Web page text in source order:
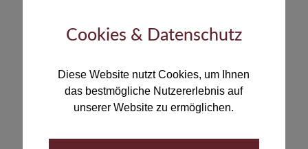
Frischer Pferdemist ist als Dünger auf Weiden ungeeignet,
mit Pferdemist trotzdem gewünscht ist, sollte dieser zuvor
fachgerecht kompostiert worden sein. Entscheidend ist
dabei, dass im Misthaufen ausreichend hohe
höhere Temperaturen bis zu 70 °C entstehen, was die
Cookies & Datenschutz
Diese Website nutzt Cookies, um Ihnen
das bestmögliche Nutzererlebnis auf
unserer Website zu ermöglichen.